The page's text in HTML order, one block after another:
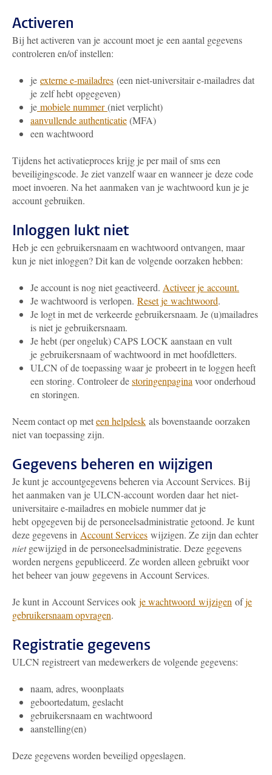
Activeren
Bij het activeren van je account moet je een aantal gegevens
controleren en/of instellen:
je externe e-mailadres (een niet-universitair e-mailadres dat
je zelf hebt opgegeven)
je mobiele nummer(niet verplicht)
aanvullende authenticatie(MFA)
een wachtwoord
Tijdens het activatieproces krijg je per mail of sms een
beveiligingscode. Je ziet vanzelf waar en wanneer je deze code
moet invoeren. Na het aanmaken van je wachtwoord kun je je
account gebruiken.
Inloggen lukt niet
Heb je een gebruikersnaam en wachtwoord ontvangen, maar
kun je niet inloggen? Dit kan de volgende oorzaken hebben:
Je account is nog niet geactiveerd. Activeer je account.
Je wachtwoord is verlopen. Reset je wachtwoord.
Je logt in met de verkeerde gebruikersnaam. Je (u)mailadres
is niet je gebruikersnaam.
Je hebt (per ongeluk) CAPS LOCK aanstaan en vult
je gebruikersnaam of wachtwoord in met hoofdletters.
ULCN of de toepassing waar je probeert in te loggen heeft
een storing. Controleer destoringenpagina voor onderhoud
en storingen.
Neem contact op meteen helpdesk als bovenstaande oorzaken
niet van toepassing zijn.
Gegevens beheren en wijzigen
Je kunt je accountgegevens beheren via Account Services. Bij
het aanmaken van je ULCN-account worden daar het niet-
universitaire e-mailadres en mobiele nummer dat je
hebt opgegeven bij de personeelsadministratie getoond. Je kunt
deze gegevens in Account Services wijzigen. Ze zijn dan echter
nietgewijzigd in de personeelsadministratie. Deze gegevens
worden nergens gepubliceerd. Ze worden alleen gebruikt voor
het beheer van jouw gegevens in Account Services.
Je kunt in Account Services ook je wachtwoord wijzigen ofje
gebruikersnaam opvragen.
Registratie gegevens
ULCN registreert van medewerkers de volgende gegevens:
naam, adres, woonplaats
geboortedatum, geslacht
gebruikersnaam en wachtwoord
aanstelling(en)
Deze gegevens worden beveiligd opgeslagen.